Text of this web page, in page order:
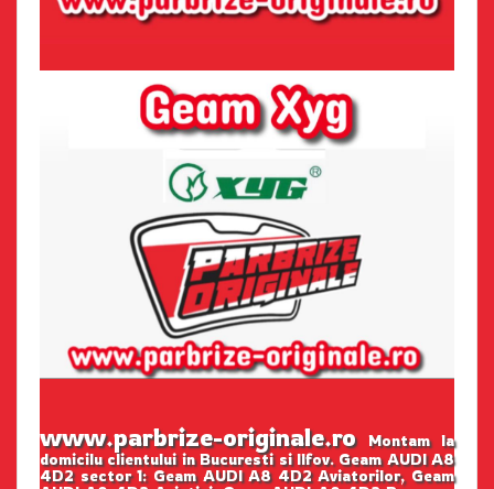
www.parbrize-originale.roMontam la
domicilu clientului in Bucuresti si Ilfov. Geam AUDI A8
4D2 sector 1: Geam AUDI A8 4D2 Aviatorilor, Geam